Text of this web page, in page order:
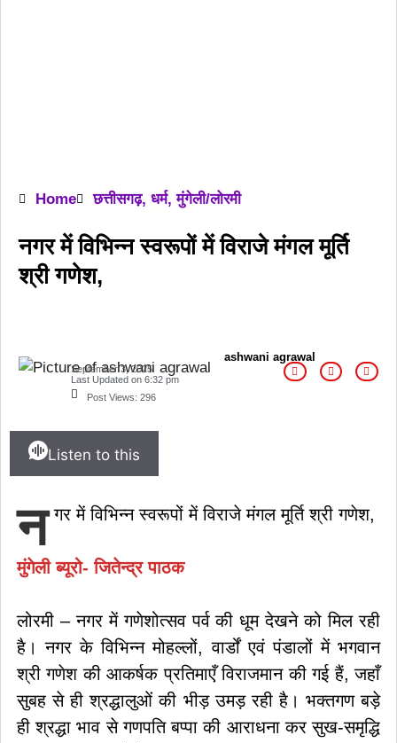
Home छत्तीसगढ़, धर्म,मुंगेली/लोरमी
नगर में विभिन्न स्वरूपों में विराजे मंगल मूर्ति
श्री गणेश,
ashwani agrawal
September 3, 2025
Last Updated on 6:32 pm
Post Views: 296
Listen to this
न गर में विभिन्न स्वरूपों में विराजे मंगल मूर्ति श्री गणेश,
मुंगेली ब्यूरो- जितेन्द्र पाठक
लोरमी – नगर में गणेशोत्सव पर्व की धूम देखने को मिल रही
है। नगर के विभिन्न मोहल्लों, वार्डों एवं पंडालों में भगवान
श्री गणेश की आकर्षक प्रतिमाएँ विराजमान की गई हैं, जहाँ
सुबह से ही श्रद्धालुओं की भीड़ उमड़ रही है। भक्तगण बड़े
ही श्रद्धा भाव से गणपति बप्पा की आराधना कर सुख-समृद्धि